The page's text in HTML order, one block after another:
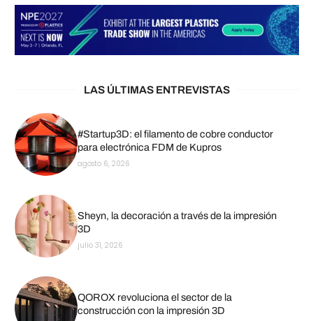
LAS ÚLTIMAS ENTREVISTAS
#Startup3D: el filamento de cobre conductor
para electrónica FDM de Kupros
agosto 6, 2026
Sheyn, la decoración a través de la impresión
3D
julio 31, 2026
QOROX revoluciona el sector de la
construcción con la impresión 3D